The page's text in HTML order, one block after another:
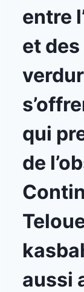
entre
et
qui
de
aussi